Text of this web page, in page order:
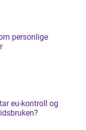
personlige
eu-kontroll og